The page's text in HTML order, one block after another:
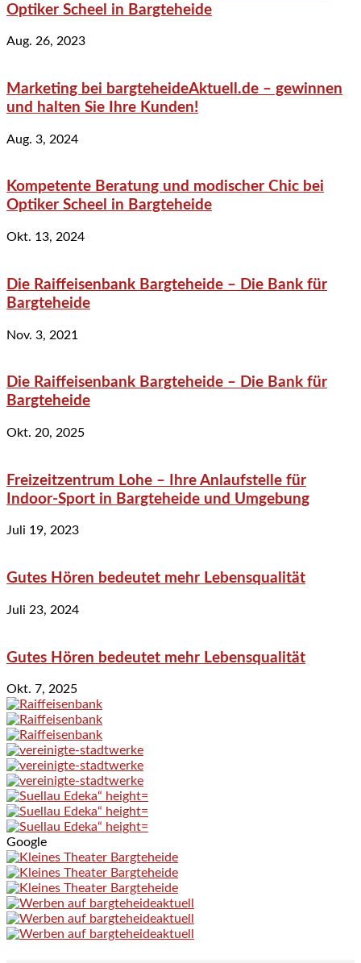
Optiker Scheel in Bargteheide
Aug. 26, 2023
Marketing bei bargteheideAktuell.de – gewinnen
und halten Sie Ihre Kunden!
Aug. 3, 2024
Kompetente Beratung und modischer Chic bei
Optiker Scheel in Bargteheide
Okt. 13, 2024
Die Raiffeisenbank Bargteheide – Die Bank für
Bargteheide
Nov. 3, 2021
Die Raiffeisenbank Bargteheide – Die Bank für
Bargteheide
Okt. 20, 2025
Freizeitzentrum Lohe – Ihre Anlaufstelle für
Indoor-Sport in Bargteheide und Umgebung
Juli 19, 2023
Gutes Hören bedeutet mehr Lebensqualität
Juli 23, 2024
Gutes Hören bedeutet mehr Lebensqualität
Okt. 7, 2025
Google